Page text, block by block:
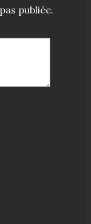
publiée.